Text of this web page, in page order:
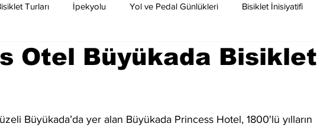
Turları İpekyolu Yol ve Pedal Günlükleri Bisiklet İnisiyatifi
Turları Gece Bisiklet Turu Kuşadası Bisiklet Kampları
Otel Büyükada Bisiklet
Büyükada’da yer alan Büyükada Princess Hotel, 1800'lü yılların